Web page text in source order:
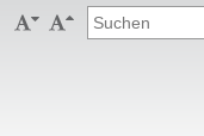
 